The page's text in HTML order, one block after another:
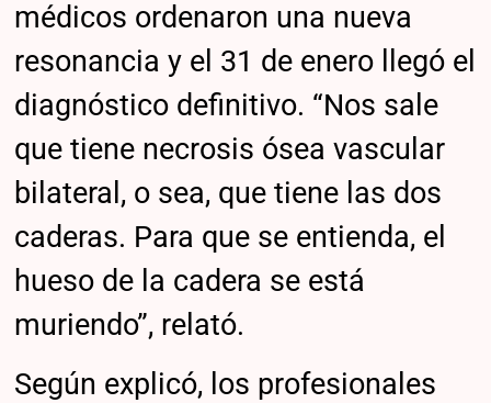
médicos ordenaron una nueva
resonancia y el 31 de enero llegó el
diagnóstico definitivo. “Nos sale
que tiene necrosis ósea vascular
bilateral, o sea, que tiene las dos
caderas. Para que se entienda, el
hueso de la cadera se está
muriendo”, relató.
Según explicó, los profesionales